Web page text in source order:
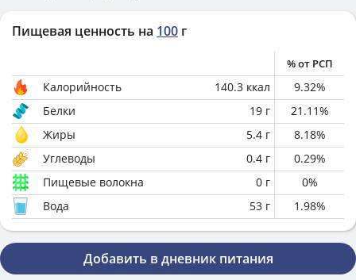
Пищевая ценность на 100 г
% от РСП
Калорийность 140.3 ккал 9.32%
Белки
19 г 21.11%
Жиры
5.4 г 8.18%
Углеводы
0.4 г 0.29%
Пищевые волокна
0 г 0%
Вода
53 г 1.98%
Добавить в дневник питания